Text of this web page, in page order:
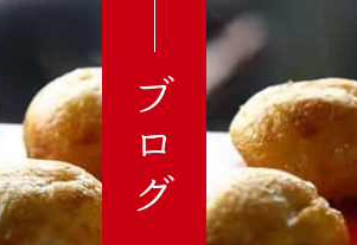
ブログ